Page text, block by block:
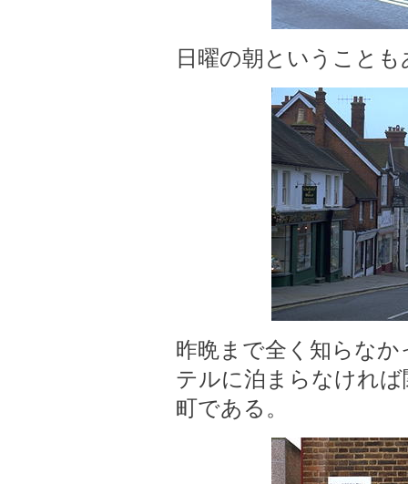
日曜の朝ということ
昨晩まで全く知らな
テルに泊まらなけれ
町である。